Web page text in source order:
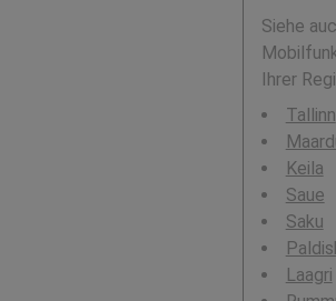
Siehe
Ihrer
Tallinn
Keila
Saue
Saku
Laagri